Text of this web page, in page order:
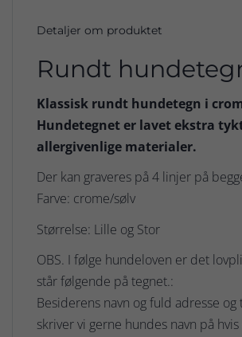
Detaljer om produktet
Rundt
Klassisk rundt hundetegn i
Hundetegnet er lavet ekstra
allergivenlige materialer.
Der kan graveres på 4 linjer på
Farve: crome/sølv
Størrelse: Lille og Stor
OBS. I følge hundeloven er det
står følgende på tegnet.:
Besiderens navn og fuld adresse og
skriver vi gerne hundes navn på